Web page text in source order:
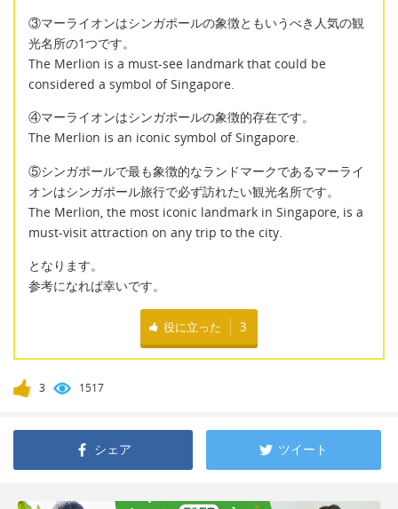
③マーライオンはシンガポールの象徴ともいうべき人気の観
光名所の1つです。
The Merlion is a must-see landmark that could be
considered a symbol of Singapore.
④マーライオンはシンガポールの象徴的存在です。
The Merlion is an iconic symbol of Singapore.
⑤シンガポールで最も象徴的なランドマークであるマーライ
オンはシンガポール旅行で必ず訪れたい観光名所です。
The Merlion, the most iconic landmark in Singapore, is a
must-visit attraction on any trip to the city.
となります。
参考になれば幸いです。
役に立った 3
3 1517
シェア ツイート